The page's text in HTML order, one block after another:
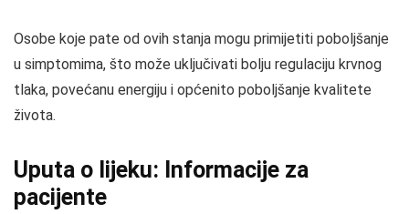
Osobe koje pate od ovih stanja mogu primijetiti poboljšanje
u simptomima, što može uključivati bolju regulaciju krvnog
tlaka, povećanu energiju i općenito poboljšanje kvalitete
života.
Uputa o lijeku: Informacije za
pacijente